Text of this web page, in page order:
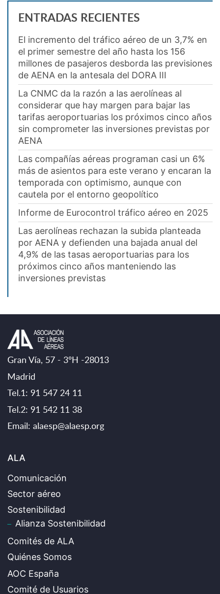
ENTRADAS RECIENTES
El incremento del tráfico aéreo de un 3,7% en
el primer semestre del año hasta los 156
millones de pasajeros desborda las previsiones
de AENA en la antesala del DORA III
La CNMC da la razón a las aerolíneas al
considerar que hay margen para bajar las
tarifas aeroportuarias los próximos cinco años
sin comprometer las inversiones previstas por
AENA
Las compañías aéreas programan casi un 6%
más de asientos para este verano y encaran la
temporada con optimismo, aunque con
cautela por el entorno geopolítico
Informe de Eurocontrol tráfico aéreo en 2025
Las aerolíneas rechazan la subida planteada
por AENA y defienden una bajada anual del
4,9% de las tasas aeroportuarias para los
próximos cinco años manteniendo las
inversiones previstas
Gran Vía, 57 - 3ºH -28013
Madrid
Tel.1: 91 547 24 11
Tel.2: 91 542 11 38
Email: alaesp@alaesp.org
ALA
Comunicación
Sector aéreo
Sostenibilidad
Alianza Sostenibilidad
Comités de ALA
Quiénes Somos
AOC España
Comité de Usuarios